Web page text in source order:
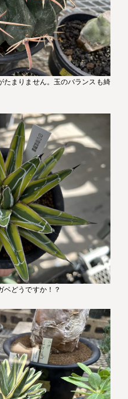
まりません。玉のバランスも綺
どうですか！？